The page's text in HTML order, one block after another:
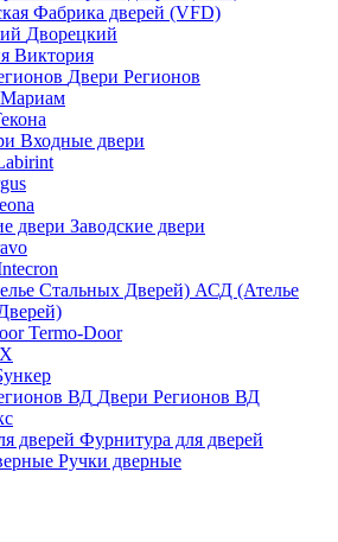
Фабрика дверей (VFD)
Дворецкий
Виктория
Двери Регионов
Мариам
Входные двери
Заводские двери
АСД (Ателье
Termo-Door
Двери Регионов ВД
Фурнитура для дверей
Ручки дверные